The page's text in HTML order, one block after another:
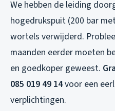
We hebben de leiding
hogedrukspuit (200 bar
wortels verwijderd.
maanden eerder moeten
en goedkoper geweest.
085 019 49 14voor een
verplichtingen.